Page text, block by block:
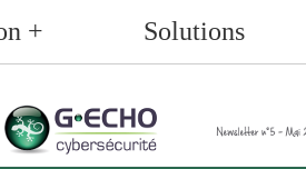
+ Solutions